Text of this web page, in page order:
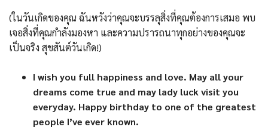
(ในวันเกิดของคุณ ฉันหวังว่าคุณจะบรรลุสิ่งที่คุณต้องการเสมอ พบ
เจอสิ่งที่คุณกำลังมองหา และความปรารถนาทุกอย่างของคุณจะ
เป็นจริง สุขสันต์วันเกิด!)
I wish you full happiness and love. May all your
dreams come true and may lady luck visit you
everyday. Happy birthday to one of the greatest
people I’ve ever known.